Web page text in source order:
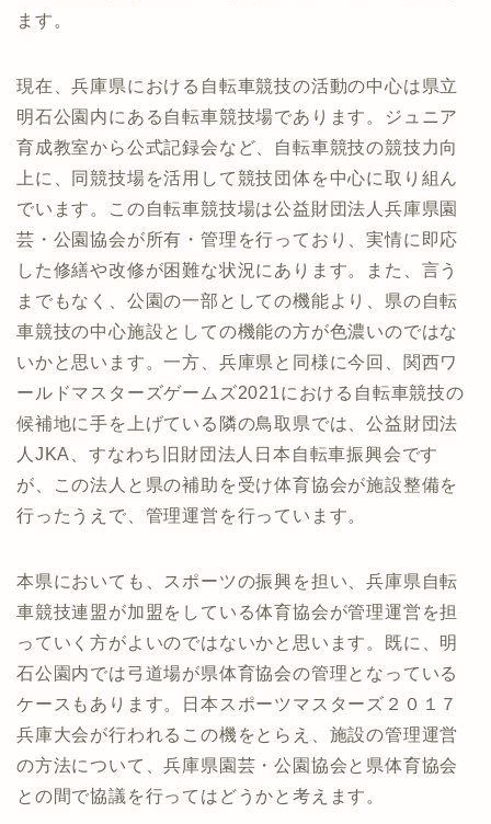
ます。
現在、兵庫県における自転車競技の活動の中心は県立
明石公園内にある自転車競技場であります。ジュニア
育成教室から公式記録会など、自転車競技の競技力向
上に、同競技場を活用して競技団体を中心に取り組ん
でいます。この自転車競技場は公益財団法人兵庫県園
芸・公園協会が所有・管理を行っており、実情に即応
した修繕や改修が困難な状況にあります。また、言う
までもなく、公園の一部としての機能より、県の自転
車競技の中心施設としての機能の方が色濃いのではな
いかと思います。一方、兵庫県と同様に今回、関西ワ
ールドマスターズゲームズ2021における自転車競技の
候補地に手を上げている隣の鳥取県では、公益財団法
人JKA、すなわち旧財団法人日本自転車振興会です
が、この法人と県の補助を受け体育協会が施設整備を
行ったうえで、管理運営を行っています。
本県においても、スポーツの振興を担い、兵庫県自転
車競技連盟が加盟をしている体育協会が管理運営を担
っていく方がよいのではないかと思います。既に、明
石公園内では弓道場が県体育協会の管理となっている
ケースもあります。日本スポーツマスターズ２０１７
兵庫大会が行われるこの機をとらえ、施設の管理運営
の方法について、兵庫県園芸・公園協会と県体育協会
との間で協議を行ってはどうかと考えます。